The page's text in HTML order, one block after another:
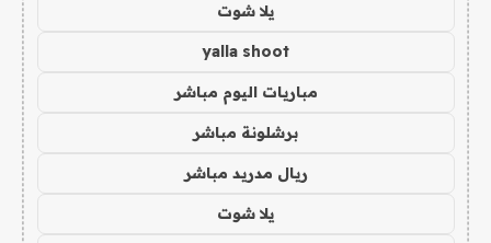
يلا شوت
yalla shoot
مباريات اليوم مباشر
برشلونة مباشر
ريال مدريد مباشر
يلا شوت